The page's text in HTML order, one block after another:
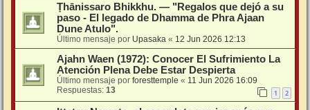
Ṭhānissaro Bhikkhu. — "Regalos que dejó a su
paso - El legado de Dhamma de Phra Ajaan
Dune Atulo".
Último mensaje por Upasaka « 12 Jun 2026 12:13
Ajahn Waen (1972): Conocer El Sufrimiento La
Atención Plena Debe Estar Despierta
Último mensaje por foresttemple « 11 Jun 2026 16:09
Respuestas: 13 1 2